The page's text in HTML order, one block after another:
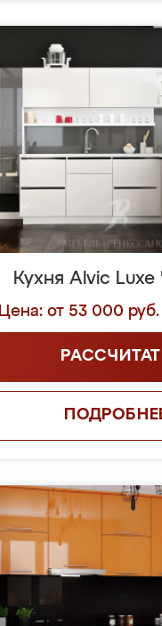
Кухня Alvic
Цена: от 53 000 руб.